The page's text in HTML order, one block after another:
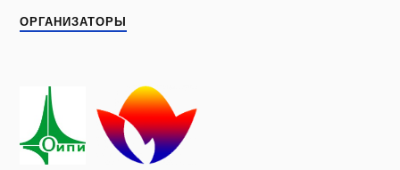
ОРГАНИЗАТОРЫ